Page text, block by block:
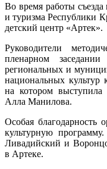
Во время работы
и туризма Республики
детский центр «Артек».
Руководители
пленарном
региональных и
национальных культур
на котором выступила
Алла Манилова.
Особая благодарность
культурную
Ливадийский и
в Артеке.